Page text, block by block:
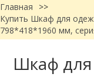
Главная
>>
Купить Шкаф для
798*418*1960 мм,
Шкаф